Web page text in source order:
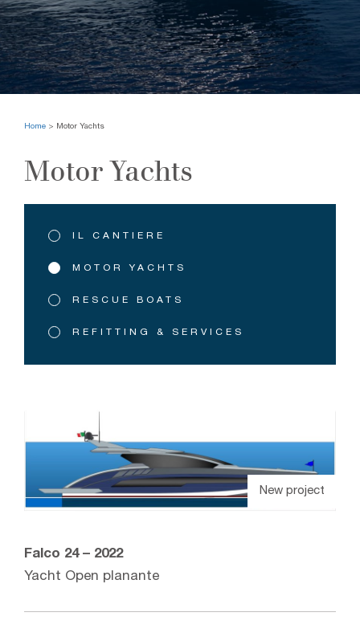
Home > Motor Yachts
Motor Yachts
Menu
contestuale
IL CANTIERE
MOTOR YACHTS
RESCUE BOATS
REFITTING & SERVICES
New project
Falco 24 – 2022
Yacht Open planante